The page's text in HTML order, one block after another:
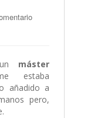
máster
estaba
añadido a
pero,